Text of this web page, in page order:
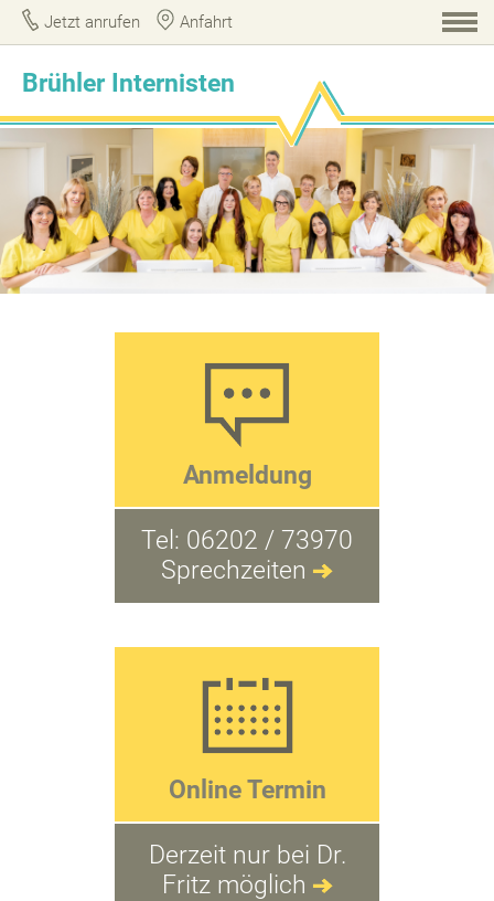
Jetzt anrufen Anfahrt
Brühler Internisten
Anmeldung
Tel: 06202 / 73970
Sprechzeiten
Online Termin
Derzeit nur bei Dr.
Fritz möglich